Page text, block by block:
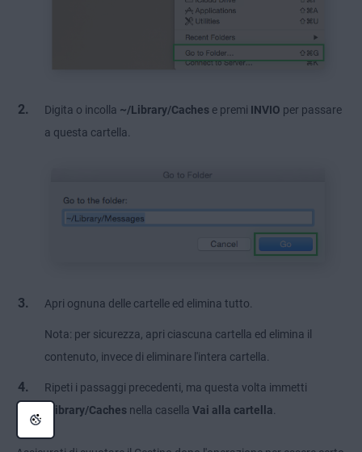
Digita o incolla ~/Library/Caches e premi INVIO per passare
a questa cartella.
Apri ognuna delle cartelle ed elimina tutto.
Nota: per sicurezza, apri ciascuna cartella ed elimina il
contenuto, invece di eliminare l'intera cartella.
Ripeti i passaggi precedenti, ma questa volta immetti
/Library/Caches nella casella Vai alla cartella.